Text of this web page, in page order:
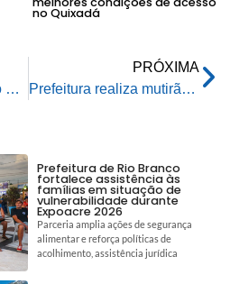
no Quixadá
Prefeito de Rio Branco ouve demandas de líderes rurais e anuncia nova rodada de reuniões na Transacreana
PRÓXIMA
Prefeitura realiza mutirão de ultrassonografia e atende mais de 100 pacientes nesse sábado
Prefeitura de Rio Branco
fortalece assistência às
famílias em situação de
vulnerabilidade durante
Expoacre 2026
Parceria amplia ações de segurança
alimentar e reforça políticas de
acolhimento, assistência jurídica